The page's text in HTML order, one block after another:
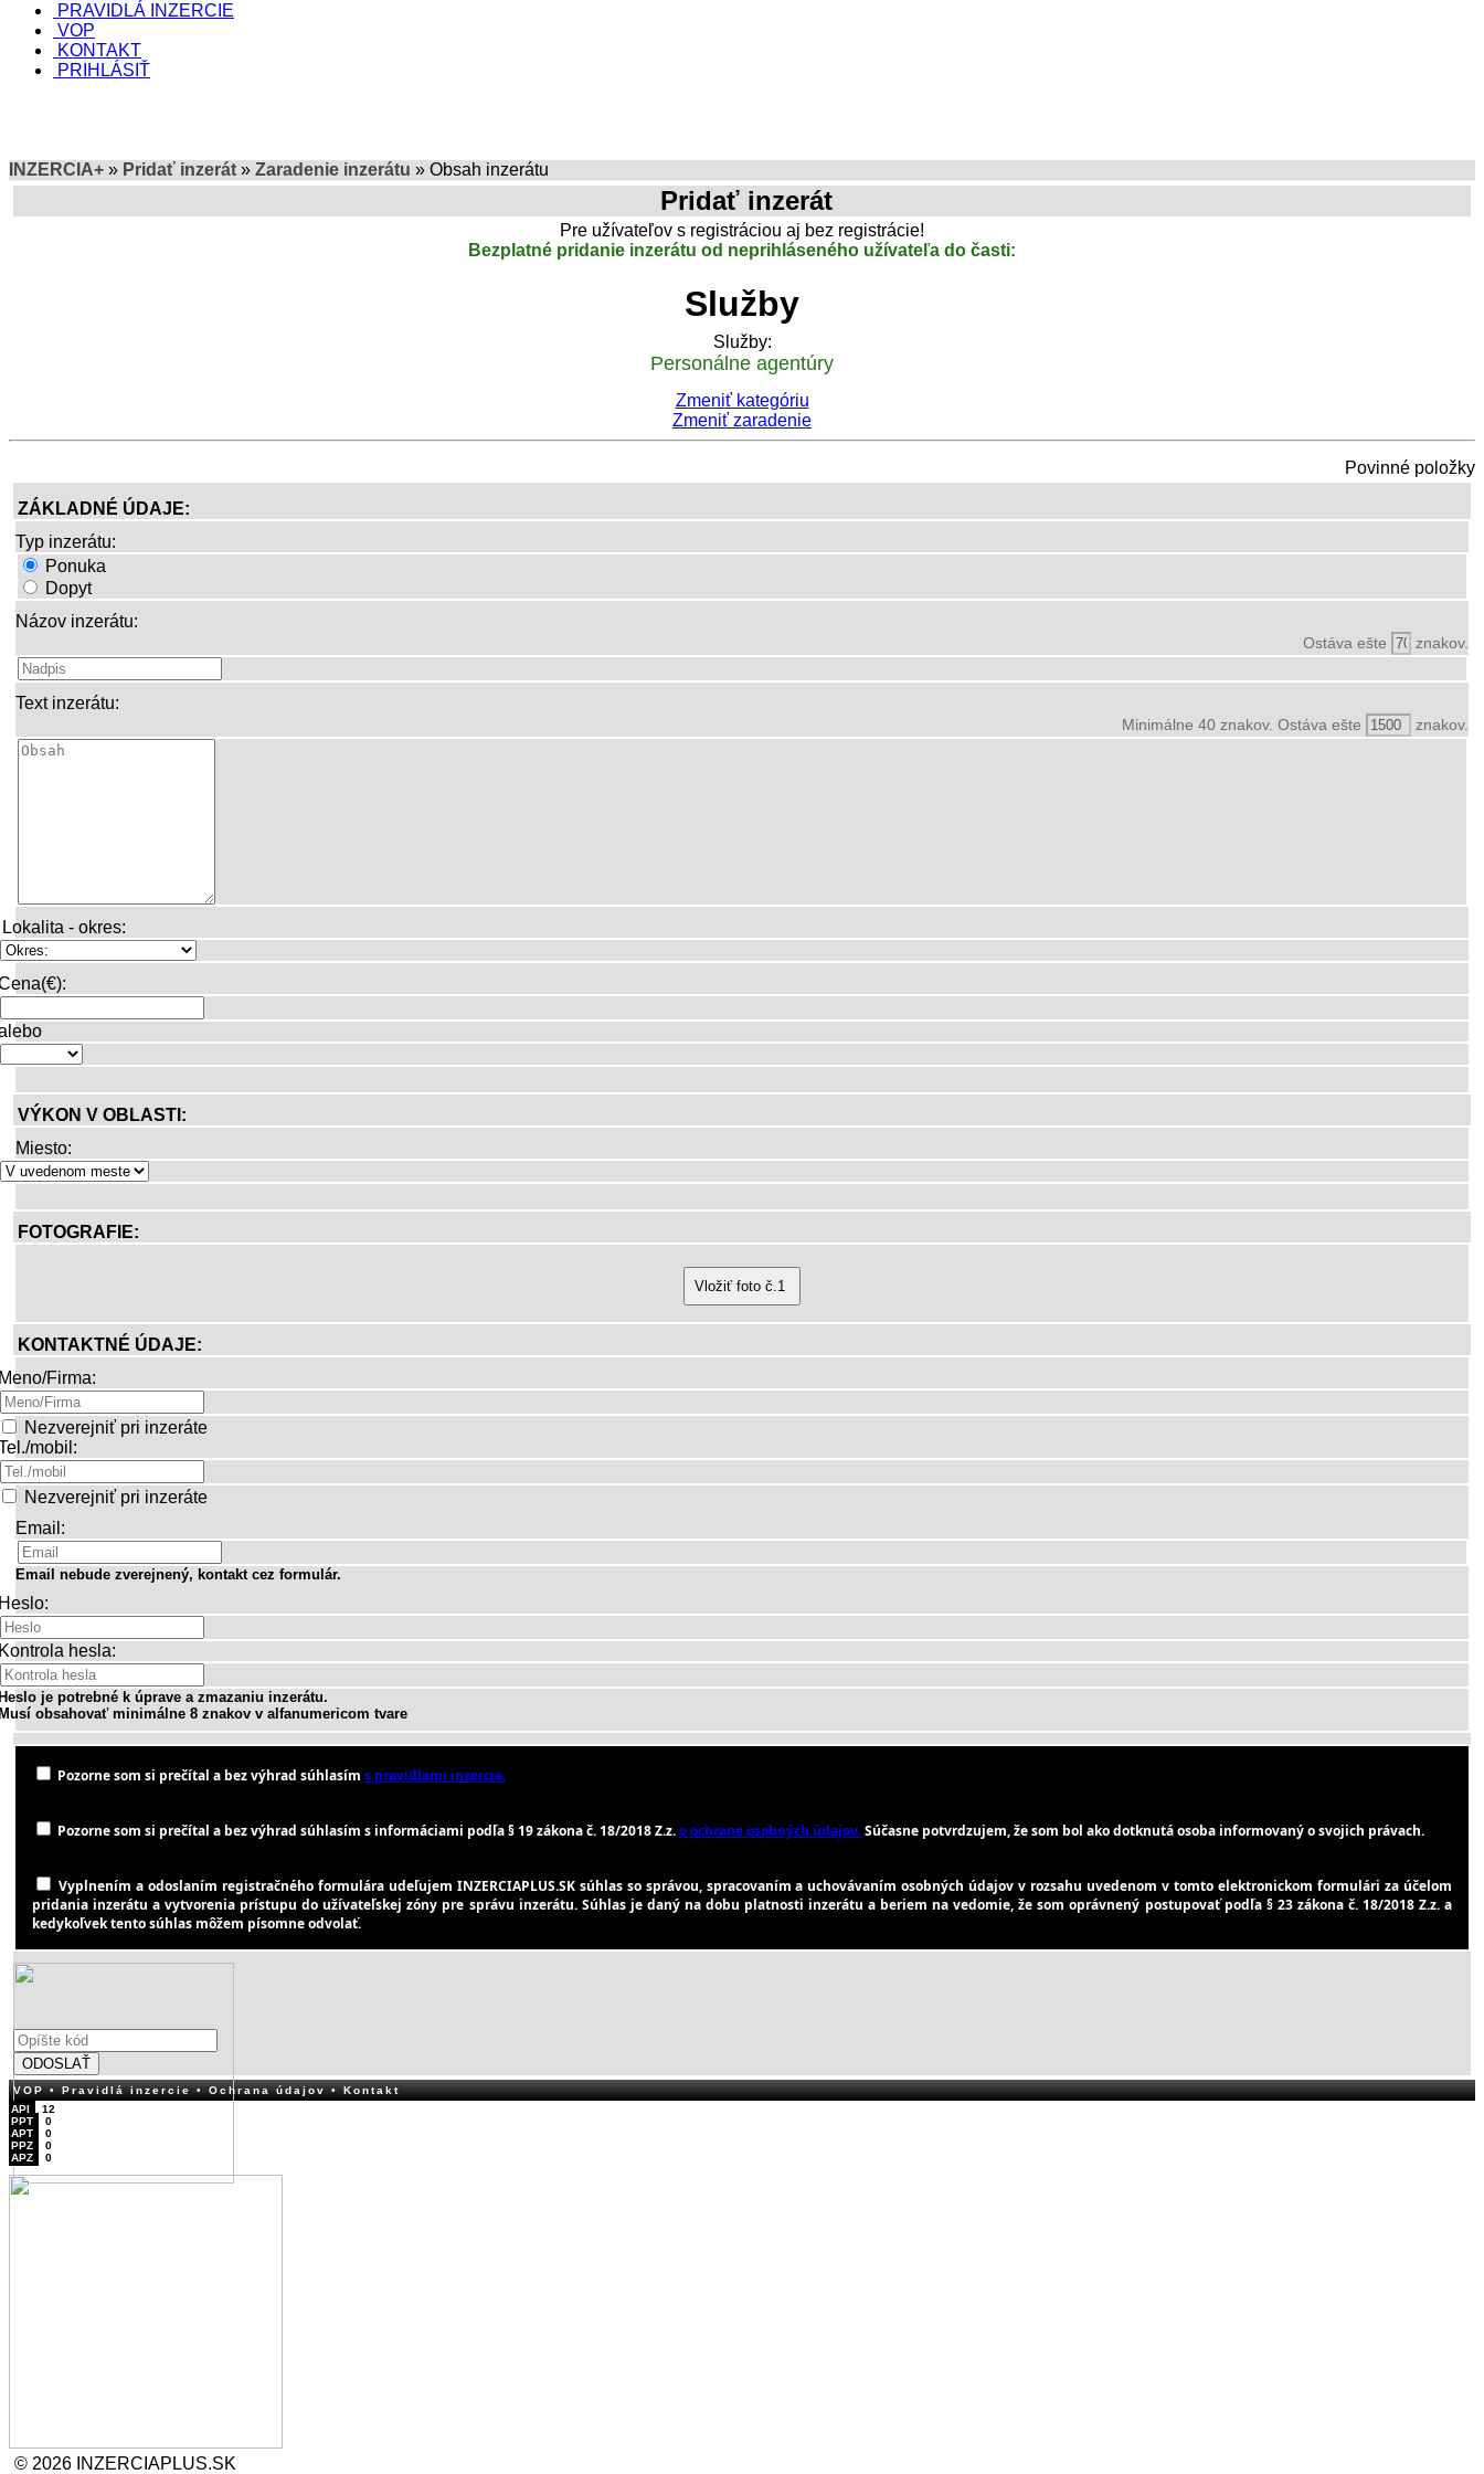
PRAVIDLÁ INZERCIE
VOP
KONTAKT
PRIHLÁSIŤ
INZERCIA+ » Pridať inzerát » Zaradenie inzerátu » Obsah inzerátu
Pridať inzerát
Pre užívateľov s registráciou aj bez registrácie!
Bezplatné pridanie inzerátu od neprihláseného užívateľa do časti:
Služby
Služby:
Personálne agentúry
Zmeniť kategóriu
Zmeniť zaradenie
Povinné položky
ZÁKLADNÉ ÚDAJE:
Typ inzerátu:
Ponuka
Dopyt
Názov inzerátu:
Ostáva ešte znakov.
Text inzerátu:
Minimálne 40 znakov. Ostáva ešte znakov.
Lokalita - okres:
VÝKON V OBLASTI:
Miesto:
FOTOGRAFIE:
KONTAKTNÉ ÚDAJE:
Firma:
Nezverejniť pri inzeráte
mobil:
Nezverejniť pri inzeráte
Email:
Email nebude zverejnený, kontakt cez formulár.
hesla:
je potrebné k úprave a zmazaniu inzerátu.
obsahovať minimálne 8 znakov v alfanumericom tvare
Pozorne som si prečítal a bez výhrad súhlasím s pravidlami inzercie.
Pozorne som si prečítal a bez výhrad súhlasím s informáciami podľa § 19 zákona č. 18/2018 Z.z.o ochrane osobných údajov.Súčasne potvrdzujem, že som bol ako dotknutá osoba informovaný o svojich právach.
Vyplnením a odoslaním registračného formulára udeľujem INZERCIAPLUS.SK súhlas so správou, spracovaním a uchovávaním osobných údajov v rozsahu uvedenom v tomto elektronickom formulári za účelom
pridania inzerátu a vytvorenia prístupu do užívateľskej zóny pre správu inzerátu. Súhlas je daný na dobu platnosti inzerátu a beriem na vedomie, že som oprávnený postupovať podľa § 23 zákona č. 18/2018 Z.z. a
kedykoľvek tento súhlas môžem písomne odvolať.
ODOSLAŤ
VOP• Pravidlá inzercie• Ochrana údajov• Kontakt
API
12
PPT
0
APT
0
PPZ
0
APZ
0
© 2026 INZERCIAPLUS.SK